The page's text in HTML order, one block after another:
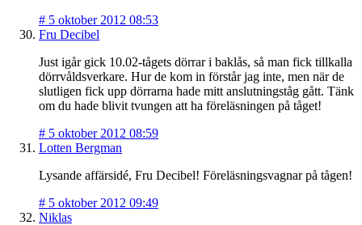
# 5 oktober 2012 08:53
Fru Decibel
Just igår gick 10.02-tågets dörrar i baklås, så man fick tillkalla
dörrvåldsverkare. Hur de kom in förstår jag inte, men när de
slutligen fick upp dörrarna hade mitt anslutningståg gått. Tänk
om du hade blivit tvungen att ha föreläsningen på tåget!
# 5 oktober 2012 08:59
Lotten Bergman
Lysande affärsidé, Fru Decibel! Föreläsningsvagnar på tågen!
# 5 oktober 2012 09:49
Niklas